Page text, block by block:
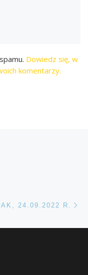
Dowiedz się, w
komentarzy.
24.09.2022 R.